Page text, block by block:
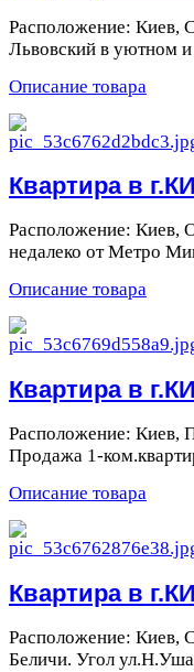
Расположение: Киев,
Львовский в уютном
Описание товара
Квартира в
Расположение: Киев,
недалеко от Метро
Описание товара
Квартира в
Расположение: Киев,
Продажа 1-
Описание товара
Квартира в
Расположение: Киев,
Беличи. Угол